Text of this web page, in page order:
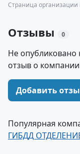
Страница организации
Отзывы 0
Не опубликовано
отзыв о
Добавить
Популярная
ГИБДД